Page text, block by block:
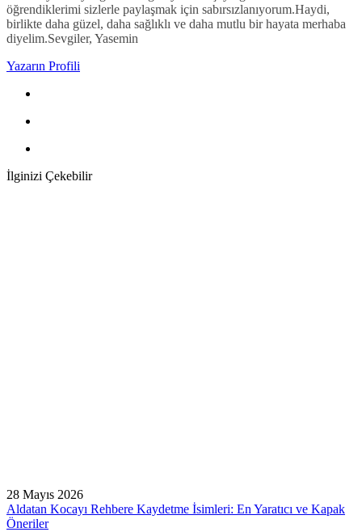
öğrendiklerimi sizlerle paylaşmak için sabırsızlanıyorum.Haydi,
birlikte daha güzel, daha sağlıklı ve daha mutlu bir hayata merhaba
diyelim.Sevgiler, Yasemin
Yazarın Profili
İlginizi Çekebilir
28 Mayıs 2026
Aldatan Kocayı Rehbere Kaydetme İsimleri: En Yaratıcı ve Kapak
Öneriler